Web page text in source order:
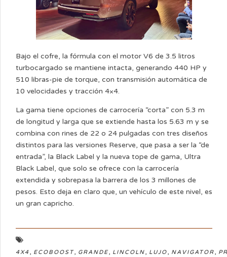
Bajo el cofre, la fórmula con el motor V6 de 3.5 litros
turbocargado se mantiene intacta, generando 440 HP y
510 libras-pie de torque, con transmisión automática de
10 velocidades y tracción 4×4.
La gama tiene opciones de carrocería “corta” con 5.3 m
de longitud y larga que se extiende hasta los 5.63 m y se
combina con rines de 22 o 24 pulgadas con tres diseños
distintos para las versiones Reserve, que pasa a ser la “de
entrada”, la Black Label y la nueva tope de gama, Ultra
Black Label, que solo se ofrece con la carrocería
extendida y sobrepasa la barrera de los 3 millones de
pesos. Esto deja en claro que, un vehículo de este nivel, es
un gran capricho.
4X4 , ECOBOOST, GRANDE, LINCOLN, LUJO, NAVIGATOR,